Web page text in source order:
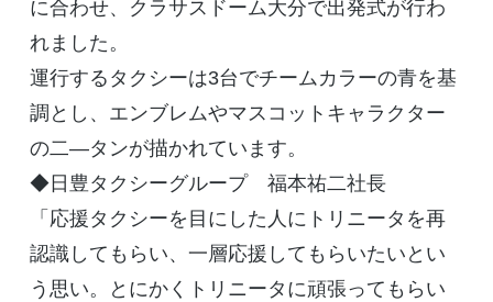
に合わせ、クラサスドーム大分で出発式が行わ
れました。
運行するタクシーは3台でチームカラーの青を基
調とし、エンブレムやマスコットキャラクター
の二―タンが描かれています。
◆日豊タクシーグループ 福本祐二社長
「応援タクシーを目にした人にトリニータを再
認識してもらい、一層応援してもらいたいとい
う思い。とにかくトリニータに頑張ってもらい